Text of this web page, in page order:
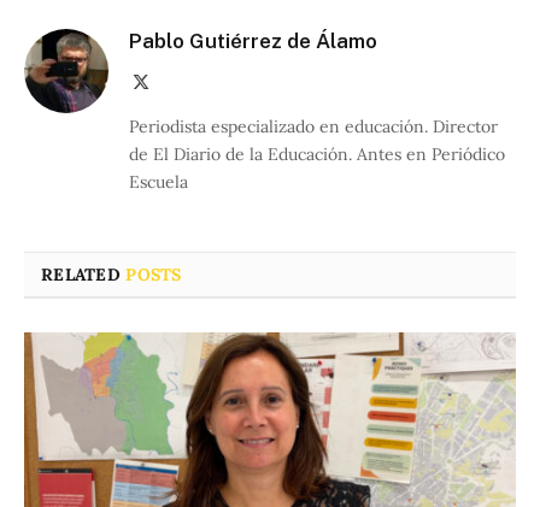
Pablo Gutiérrez de Álamo
Periodista especializado en educación. Director
de El Diario de la Educación. Antes en Periódico
Escuela
RELATEDPOSTS